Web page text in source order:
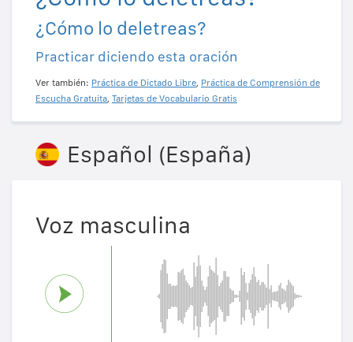
¿Cómo lo deletreas?
Practicar diciendo esta oración
Ver también: Práctica de Dictado Libre, Práctica de Comprensión de
Escucha Gratuita, Tarjetas de Vocabulario Gratis
Español (España)
Voz masculina